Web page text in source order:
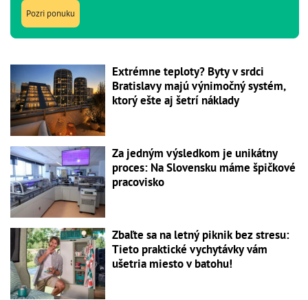
Pozri ponuku
Extrémne teploty? Byty v srdci
Bratislavy majú výnimočný systém,
ktorý ešte aj šetrí náklady
Za jedným výsledkom je unikátny
proces: Na Slovensku máme špičkové
pracovisko
Zbaľte sa na letný piknik bez stresu:
Tieto praktické vychytávky vám
ušetria miesto v batohu!